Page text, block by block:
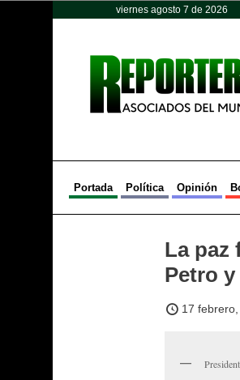
viernes agosto 7 de 2026
Portada Política Opinión
La paz
Petro
17
Opinión Política